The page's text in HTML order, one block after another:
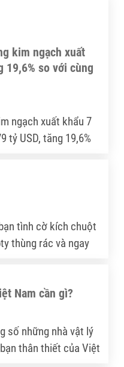
kim ngạch xuất
19,6% so với cùng
ngạch xuất khẩu 7
tỷ USD, tăng 19,6%
tình cờ kích chuột
thùng rác và ngay
Nam cần gì?
số những nhà vật lý
thân thiết của Việt